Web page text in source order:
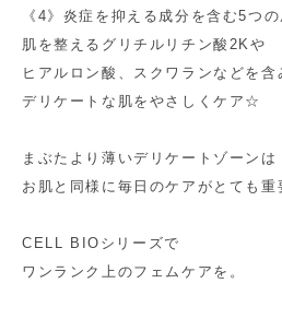
《4》炎症を抑える成分を含む5つの
肌を整えるグリチルリチン酸2Kや
ヒアルロン酸、スクワランなどを含
デリケートな肌をやさしくケア☆
まぶたより薄いデリケートゾーンは
お肌と同様に毎日のケアがとても重
CELL BIOシリーズで
ワンランク上のフェムケアを。